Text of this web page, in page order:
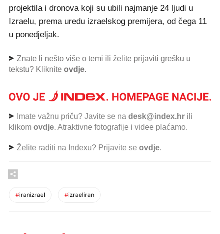
projektila i dronova koji su ubili najmanje 24 ljudi u
Izraelu, prema uredu izraelskog premijera, od čega 11
u ponedjeljak.
Znate li nešto više o temi ili želite prijaviti grešku u
tekstu? Kliknite ovdje.
Imate važnu priču? Javite se na desk@index.hr ili
klikom ovdje. Atraktivne fotografije i videe plaćamo.
Želite raditi na Indexu? Prijavite se ovdje.
#iranizrael #izraeliran